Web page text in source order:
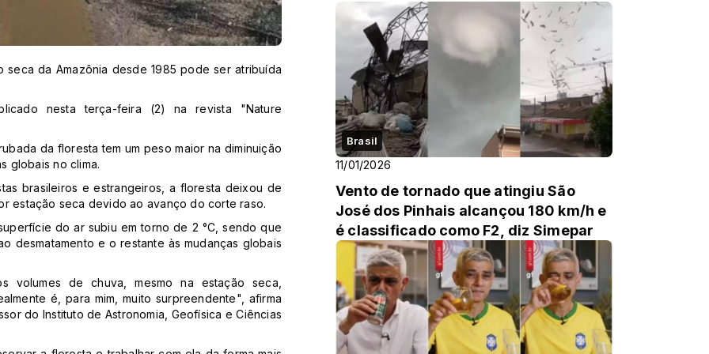
da Amazônia desde 1985 pode ser atribuída
nesta terça-feira (2) na revista "Nature
da floresta tem um peso maior na diminuição
globais no clima.
brasileiros e estrangeiros, a floresta deixou de
estação seca devido ao avanço do corte raso.
do ar subiu em torno de 2 °C, sendo que
desmatamento e o restante às mudanças globais
volumes de chuva, mesmo na estação seca,
é, para mim, muito surpreendente", afirma
do Instituto de Astronomia, Geofísica e Ciências
VEJA FOTOS
Brasil
11/01/2026
Vento de tornado que atingiu São
José dos Pinhais alcançou 180 km/h e
é classificado como F2, diz Simepar